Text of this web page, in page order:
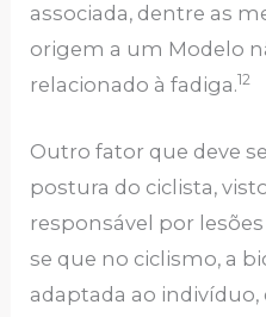
associada, dentre as
origem a um Modelo
relacionado à fadiga.12
Outro fator que deve
postura do ciclista,
responsável por
se que no ciclismo, a
adaptada ao indivíduo,